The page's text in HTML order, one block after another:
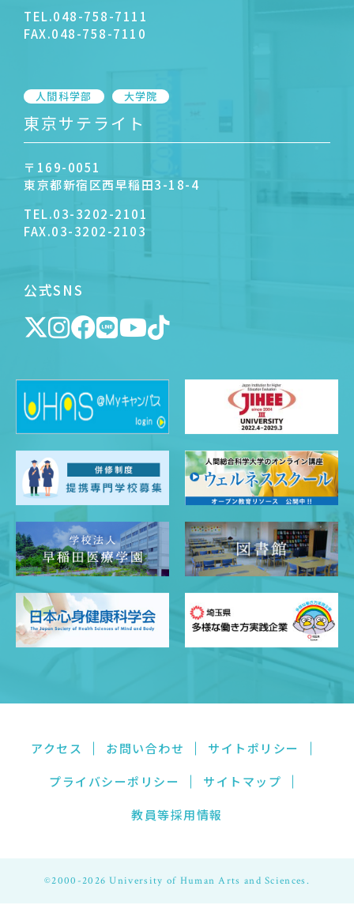
TEL.048-758-7111
FAX.048-758-7110
人間科学部 大学院
東京サテライト
〒169-0051
東京都新宿区西早稲田3-18-4
TEL.03-3202-2101
FAX.03-3202-2103
公式SNS
アクセス お問い合わせ
サイトポリシー
プライバシーポリシー
サイトマップ
教員等採用情報
©2000-2026 University of Human Arts and Sciences.